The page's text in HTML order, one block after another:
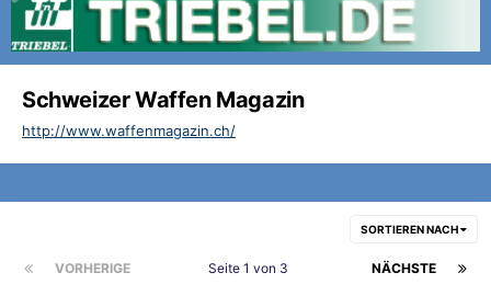
Schweizer Waffen Magazin
http://www.waffenmagazin.ch/
SORTIEREN NACH
VORHERIGE NÄCHSTE
Seite 1 von 3